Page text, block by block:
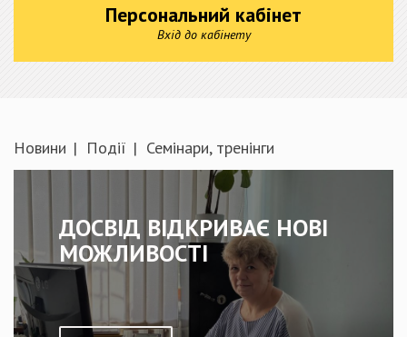
Персональний кабінет
Вхід до кабінету
Новини Події Семінари, тренінги
ДОСВІД ВІДКРИВАЄ НОВІ
МОЖЛИВОСТІ